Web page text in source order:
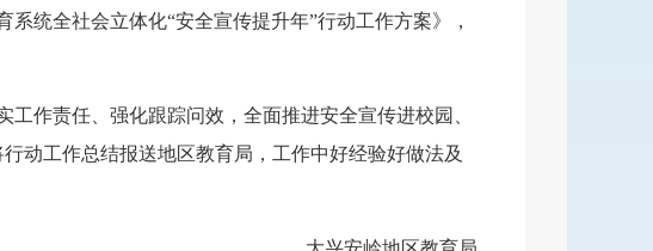
统全社会立体化“安全宣传提升年”行动工作方案》，
作责任、强化跟踪问效，全面推进安全宣传进校园、
行动工作总结报送地区教育局，工作中好经验好做法及